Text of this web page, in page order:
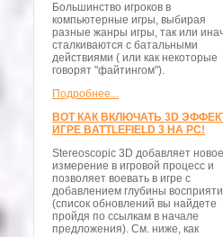
Большинство игроков в
компьютерные игры, выбирая
разные жанры игры, так или
сталкиваются с батальными
действиями ( или как некоторые
говорят "файтингом").
Подробнее...
ВОТ КАК ВКЛЮЧАТЬ 3D
ИГРЕ BATTLEFIELD 3 НА PC!
Stereoscopic 3D добавляет новое
измерение в игровой процесс и
позволяет воевать в игре с
добавлением глубины
(список обновлений вы найдете
пройдя по ссылкам в начале
предложения). См. ниже, как